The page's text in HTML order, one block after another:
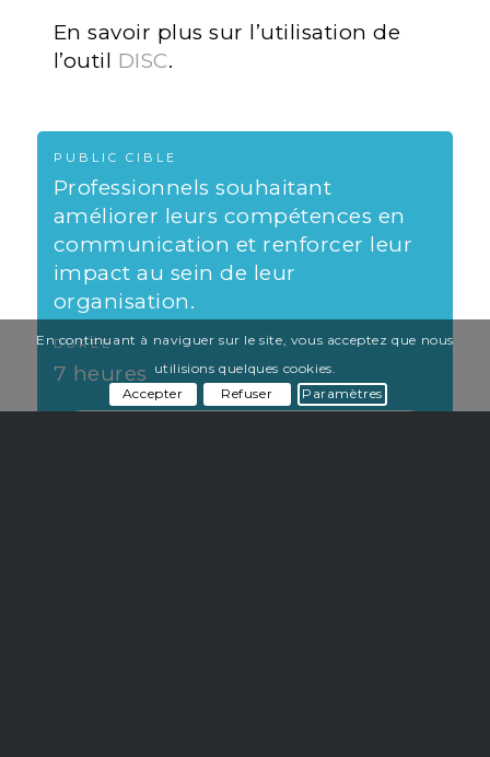
En savoir plus sur l’utilisation de
l’outil DISC.
PUBLIC CIBLE
Professionnels souhaitant
améliorer leurs compétences en
communication et renforcer leur
impact au sein de leur
organisation.
DURÉE
7 heures
En continuant à naviguer sur le site, vous acceptez que nous
utilisions quelques cookies.
Accepter
Refuser Paramètres